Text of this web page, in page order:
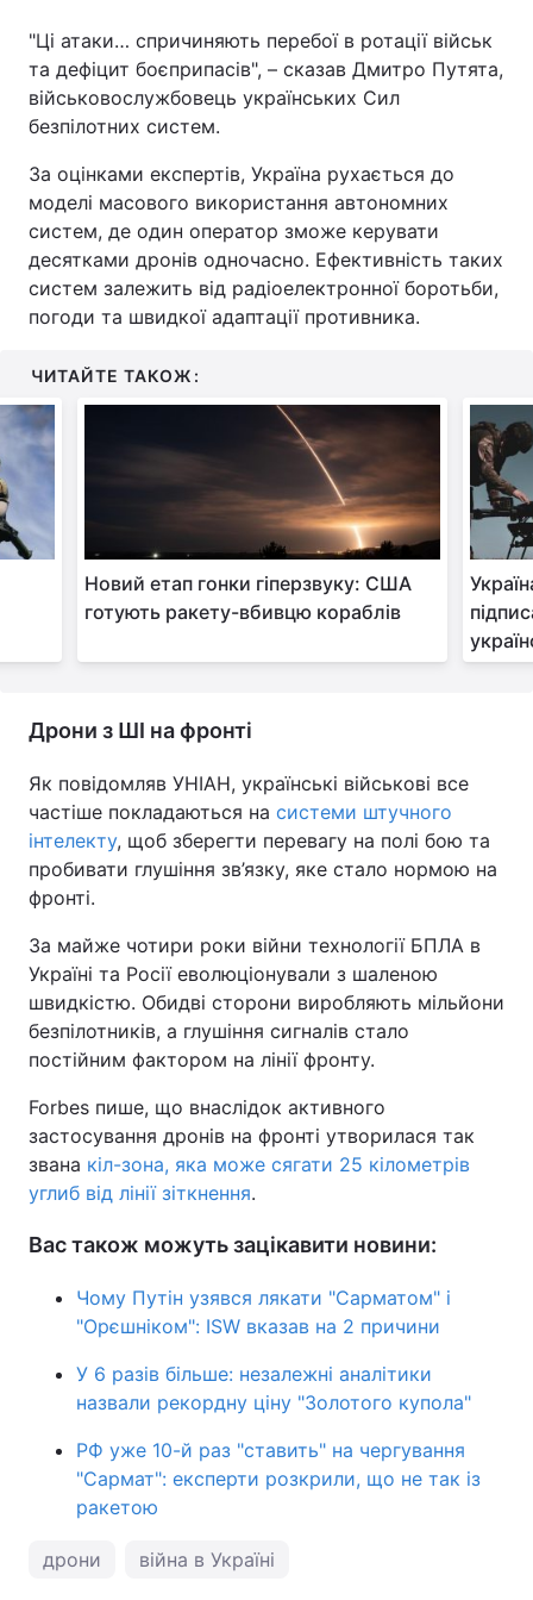
"Ці атаки… спричиняють перебої в ротації військ
та дефіцит боєприпасів", – сказав Дмитро Путята,
військовослужбовець українських Сил
безпілотних систем.
За оцінками експертів, Україна рухається до
моделі масового використання автономних
систем, де один оператор зможе керувати
десятками дронів одночасно. Ефективність таких
систем залежить від радіоелектронної боротьби,
погоди та швидкої адаптації противника.
ЧИТАЙТЕ ТАКОЖ:
Новий етап гонки гіперзвуку: США
готують ракету-вбивцю кораблів
Дрони з ШІ на фронті
Як повідомляв УНІАН, українські військові все
частіше покладаються на системи штучного
інтелекту, щоб зберегти перевагу на полі бою та
пробивати глушіння зв’язку, яке стало нормою на
фронті.
За майже чотири роки війни технології БПЛА в
Україні та Росії еволюціонували з шаленою
швидкістю. Обидві сторони виробляють мільйони
безпілотників, а глушіння сигналів стало
постійним фактором на лінії фронту.
Forbes пише, що внаслідок активного
застосування дронів на фронті утворилася так
звана кіл-зона, яка може сягати 25 кілометрів
углиб від лінії зіткнення.
Вас також можуть зацікавити новини:
Чому Путін узявся лякати "Сарматом" і
"Орєшніком": ISW вказав на 2 причини
У 6 разів більше: незалежні аналітики
назвали рекордну ціну "Золотого купола"
РФ уже 10-й раз "ставить" на чергування
"Сармат": експерти розкрили, що не так із
ракетою
дрони війна в Україні